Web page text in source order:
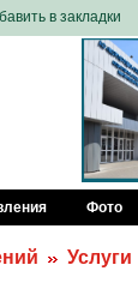
в закладки
Фото
Услуги